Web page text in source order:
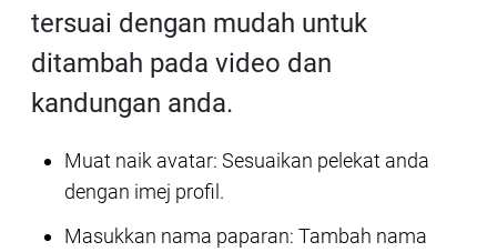
tersuai dengan mudah untuk
ditambah pada video dan
kandungan anda.
Muat naik avatar: Sesuaikan pelekat anda
dengan imej profil.
Masukkan nama paparan: Tambah nama